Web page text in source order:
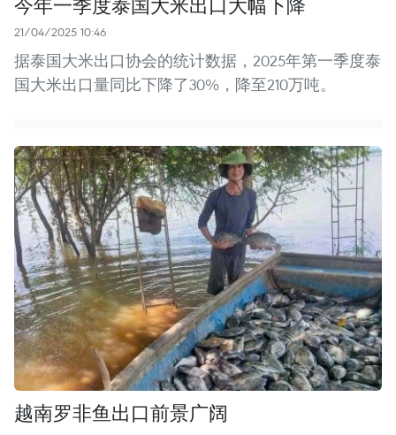
21/04/2025 10:46
据泰国大米出口协会的统计数据，2025年第一季度泰
国大米出口量同比下降了30%，降至210万吨。
越南罗非鱼出口前景广阔